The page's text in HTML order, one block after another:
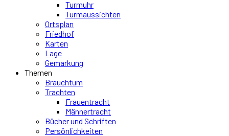
Turmuhr
Turmaussichten
Ortsplan
Friedhof
Karten
Lage
Gemarkung
Themen
Brauchtum
Trachten
Frauentracht
Männertracht
Bücher und Schriften
Persönlichkeiten